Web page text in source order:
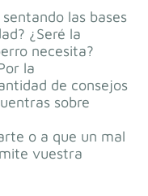
sentando las bases
¿Seré la
necesita?
la
de consejos
sobre
o a que un mal
vuestra